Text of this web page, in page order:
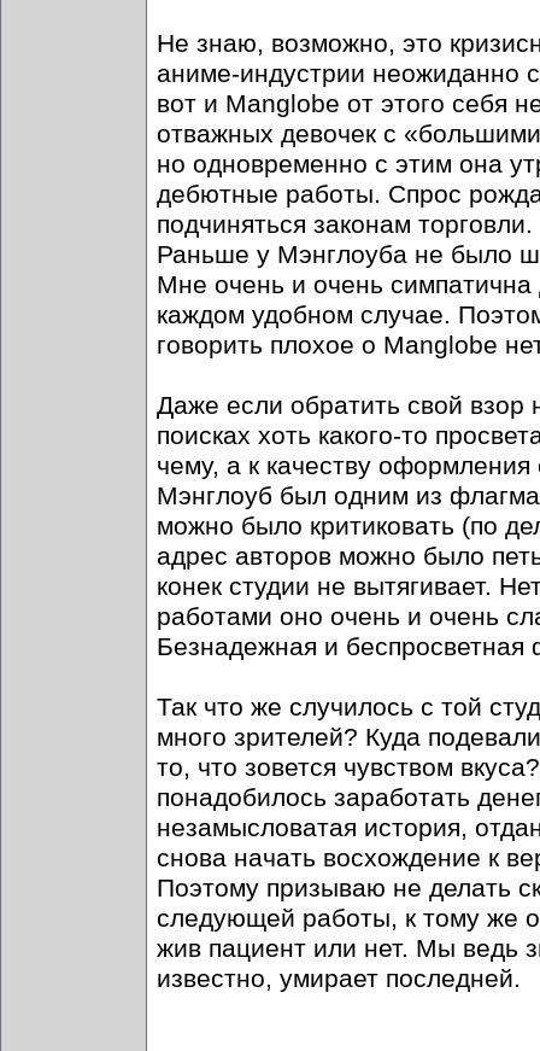
Не знаю, возможно, это
аниме-индустрии неожиданно
вот и Manglobe от этого себя
отважных девочек с
но одновременно с этим она
дебютные работы. Спрос
подчиняться законам
Раньше у Мэнглоуба не было
Мне очень и очень симпатична
каждом удобном случае.
говорить плохое о Manglobe
Даже если обратить свой
поисках хоть какого-то
чему, а к качеству
Мэнглоуб был одним из
можно было критиковать (по
адрес авторов можно было
конек студии не вытягивает.
работами оно очень и очень
Безнадежная и беспросветная
Так что же случилось с той
много зрителей? Куда
то, что зовется чувством
понадобилось заработать
незамысловатая история,
снова начать восхождение к
Поэтому призываю не делать
следующей работы, к тому же
жив пациент или нет. Мы ведь
известно, умирает последней.